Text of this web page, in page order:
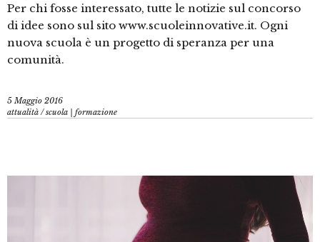
Per chi fosse interessato, tutte le notizie sul concorso
di idee sono sul sito www.scuoleinnovative.it. Ogni
nuova scuola è un progetto di speranza per una
comunità.
5 Maggio 2016
attualità /scuola | formazione